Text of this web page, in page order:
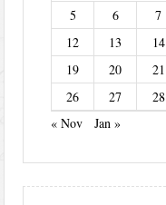
5
6 7
12
13 14
19
20 21
26
27 28
« Nov
Jan »